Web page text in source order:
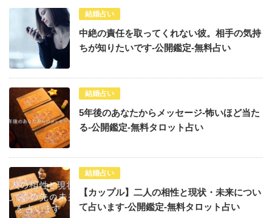
結婚占い
中絶の責任を取ってくれない彼。相手の気持
ちが知りたいです-公開鑑定-無料占い
結婚占い
5年後のあなたからメッセージ-怖いほど当た
る-公開鑑定-無料タロット占い
結婚占い
【カップル】二人の相性と現状・未来につい
て占います-公開鑑定-無料タロット占い